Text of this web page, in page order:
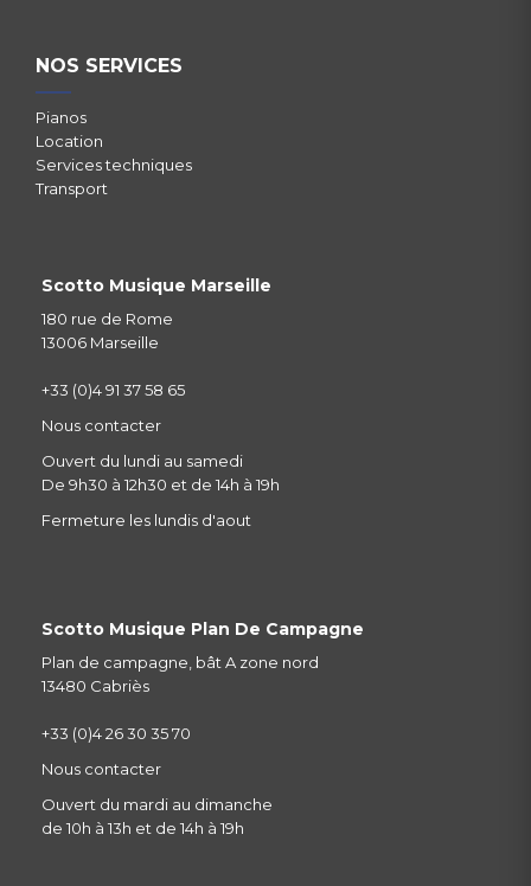
NOS SERVICES
Pianos
Location
Services techniques
Transport
Scotto Musique Marseille
180 rue de Rome
13006 Marseille
+33 (0)4 91 37 58 65
Nous contacter
Ouvert du lundi au samedi
De 9h30 à 12h30 et de 14h à 19h
Fermeture les lundis d'aout
Scotto Musique Plan De Campagne
Plan de campagne, bât A zone nord
13480 Cabriès
+33 (0)4 26 30 35 70
Nous contacter
Ouvert du mardi au dimanche
de 10h à 13h et de 14h à 19h